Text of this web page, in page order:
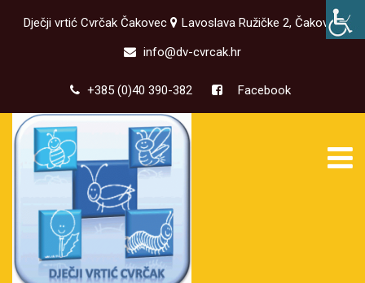
Dječji vrtić Cvrčak Čakovec
Lavoslava Ružičke 2, Čakovec
info@dv-cvrcak.hr
+385 (0)40 390-382 Facebook